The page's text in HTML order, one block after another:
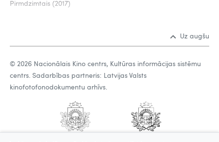
Pirmdzimtais (2017)
Uz augšu
© 2026 Nacionālais Kino centrs, Kultūras informācijas sistēmu
centrs. Sadarbības partneris: Latvijas Valsts
kinofotofonodokumentu arhīvs.